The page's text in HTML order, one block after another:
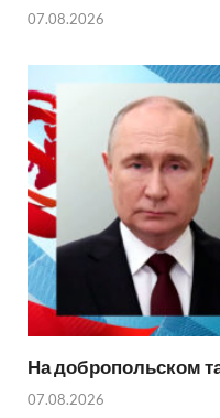
07.08.2026
На добропольском
07.08.2026